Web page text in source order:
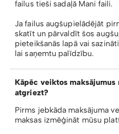
failus tieši sadaļā Mani faili.
Ja failus augšupielādējāt
skatīt un pārvaldīt šos
pieteikšanās lapā vai
lai saņemtu palīdzību.
Kāpēc veiktos maksājumus
atgriezt?
Pirms jebkāda maksājuma
maksas izmēģināt mūsu